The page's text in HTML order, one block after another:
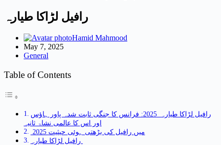
رافیل لڑاکا طیارہ
Hamid Mahmood
May 7, 2025
General
Table of Contents
رافیل لڑاکا طیارہ 2025: فرانس کا جنگی ثابت شدہ پاور ہاؤس
اور اس کا عالمی نشاۃ ثانیہ
2025 میں رافیل کی بڑھتی ہوئی حیثیت